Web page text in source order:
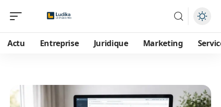
Actu Entreprise Juridique Marketing